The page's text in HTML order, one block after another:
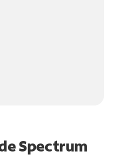
Spectrum